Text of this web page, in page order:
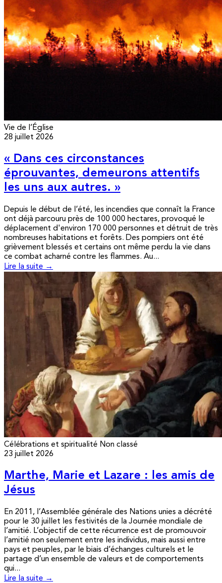
Vie de l’Église
28 juillet 2026
« Dans ces circonstances
éprouvantes, demeurons attentifs
les uns aux autres. »
Depuis le début de l’été, les incendies que connaît la France
ont déjà parcouru près de 100 000 hectares, provoqué le
déplacement d'environ 170 000 personnes et détruit de très
nombreuses habitations et forêts. Des pompiers ont été
grièvement blessés et certains ont même perdu la vie dans
ce combat acharné contre les flammes. Au...
Lire la suite →
Célébrations et spiritualité Non classé
23 juillet 2026
Marthe, Marie et Lazare : les amis de
Jésus
En 2011, l’Assemblée générale des Nations unies a décrété
pour le 30 juillet les festivités de la Journée mondiale de
l’amitié. L’objectif de cette récurrence est de promouvoir
l’amitié non seulement entre les individus, mais aussi entre
pays et peuples, par le biais d’échanges culturels et le
partage d’un ensemble de valeurs et de comportements
qui...
Lire la suite →